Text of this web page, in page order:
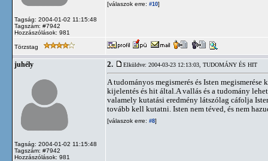
Tagság: 2004-01-02 11:15:48
Tagszám: #7942
Hozzászólások: 981
[válaszok erre: #10]
Törzstag
juhély
Tagság: 2004-01-02 11:15:48
Tagszám: #7942
Hozzászólások: 981
2. Elküldve: 2004-03-23 12:13:03, TUDOMÁNY ÉS HIT
A tudományos megismerés és Isten
kijelentés és hit által.A vallás és a tudomány
valamely kutatási eredmény látszólag cáfolja
tovább kell kutatni. Isten nem téved, és nem
[válaszok erre: #8]